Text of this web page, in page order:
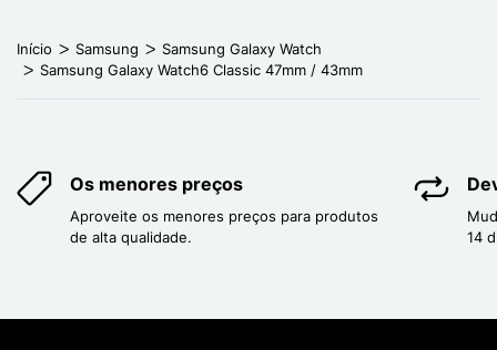
Início Samsung
Samsung Galaxy Watch
Samsung Galaxy Watch6 Classic 47mm / 43mm
Os menores preços
Aproveite os menores preços para produtos
de alta qualidade.
14